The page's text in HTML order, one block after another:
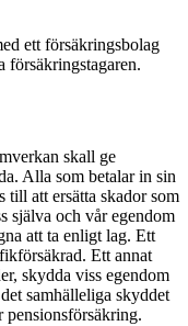
ett försäkringsbolag
försäkringstagaren.
skall ge
Alla som betalar in sin
till att ersätta skador som
själva och vår egendom
att ta enligt lag. Ett
Ett annat
skydda viss egendom
samhälleliga skyddet